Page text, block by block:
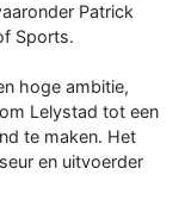
Patrick
Sports.
hoge ambitie,
Lelystad tot een
te maken. Het
en uitvoerder